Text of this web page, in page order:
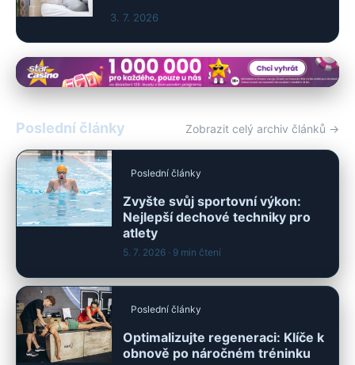
3. 7. 2026
Poslední články Zobrazit celý archiv článků →
Poslední články
Zvyšte svůj sportovní výkon:
Nejlepší dechové techniky pro
atlety
5. 7. 2026 · 9 min čtení
Poslední články
Optimalizujte regeneraci: Klíče k
obnově po náročném tréninku